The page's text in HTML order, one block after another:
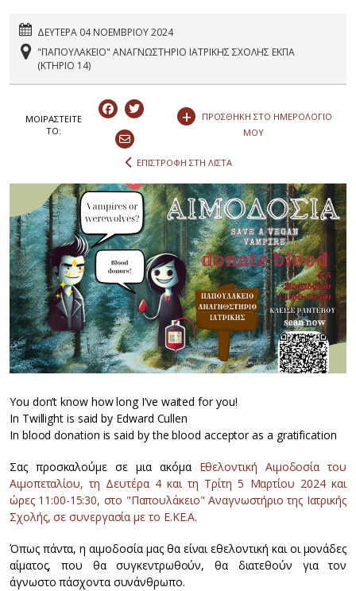
ΔΕΥΤΕΡΑ 04 ΝΟΕΜΒΡΙΟΥ 2024
"ΠΑΠΟΥΛΑΚΕΙΟ" ΑΝΑΓΝΩΣΤΗΡΙΟ ΙΑΤΡΙΚΗΣ ΣΧΟΛΗΣ ΕΚΠΑ
(ΚΤΗΡΙΟ 14)
ΜΟΙΡΑΣΤEIΤΕ
ΤΟ:
+
ΠΡΟΣΘΗΚΗ ΣΤΟ ΗΜΕΡΟΛΟΓΙΟ
ΜΟΥ
ΕΠΙΣΤΡΟΦΗ ΣΤΗ ΛΙΣΤΑ
You don’t know how long I’ve waited for you!
In Twillight is said by Edward Cullen
In blood donation is said by the blood acceptor as a gratification
Σας προσκαλούμε σε μια ακόμα Eθελοντική Aιμοδοσία του
Αιμοπεταλίου, τη Δευτέρα 4 και τη Τρίτη 5 Μαρτίου 2024 και
ώρες 11:00-15:30, στο "Παπουλάκειο" Αναγνωστήριο της Ιατρικής
Σχολής, σε συνεργασία με το Ε.ΚΕ.Α.
Όπως πάντα, η αιμοδοσία μας θα είναι εθελοντική και οι μονάδες
αίματος, που θα συγκεντρωθούν, θα διατεθούν για τον
άγνωστο πάσχοντα συνάνθρωπο.